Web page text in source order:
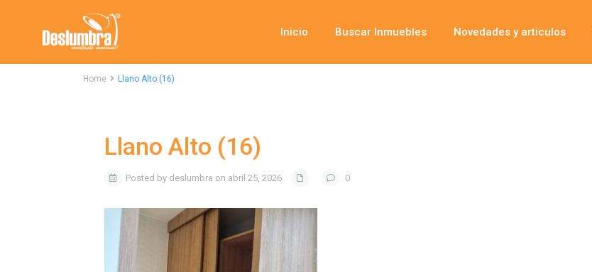
Inicio Buscar Inmuebles Novedades y articulos
Home Llano Alto (16)
Llano Alto (16)
Posted by deslumbra on abril 25, 2026 0